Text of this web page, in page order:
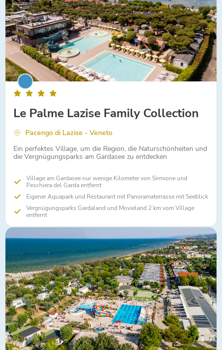
Le Palme Lazise Family Collection
Pacengo di Lazise - Veneto
Ein perfektes Village, um die Region, die Naturschönheiten und
die Vergnügungsparks am Gardasee zu entdecken
Village am Gardasee nur wenige Kilometer von Sirmione und
Peschiera del Garda entfernt
Eigener Aquapark und Restaurant mit Panoramaterrasse mit Seeblick
Vergnügungsparks Gardaland und Movieland 2 km vom Village
entfernt